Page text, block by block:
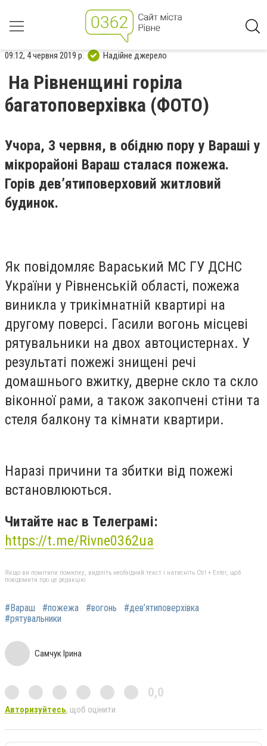
09:12, 4 червня 2019 р. Надійне джерело
На Рівненщині горіла
багатоповерхівка (ФОТО)
Учора, 3 червня, в обідню пору у Вараші у
мікрорайоні Вараш сталася пожежа.
Горів дев’ятиповерховий житловий
будинок.
Як повідомляє Вараський МС ГУ ДСНС
України у Рівненській області, пожежа
виникла у трикімнатній квартирі на
другому поверсі. Гасили вогонь місцеві
рятувальники на двох автоцистернах. У
результаті пожежі знищені речі
домашнього вжитку, дверне скло та скло
віконної рами, а також закопчені стіни та
стеля балкону та кімнати квартири.
Наразі причини та збитки від пожежі
встановлюються.
Читайте нас в Телеграмі:
https://t.me/Rivne0362ua
Якщо ви помітили помилку, виділіть необхідний текст і натисніть Ctrl + Enter, щоб
повідомити про це редакцію
#Вараш #пожежа #вогонь
#дев’ятиповерхівка
#рятувальники
Самчук Ірина
0,0
Авторизуйтесь, щоб оцінити